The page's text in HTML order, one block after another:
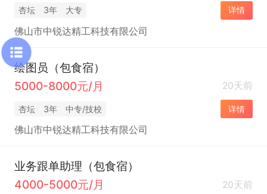
杏坛 3年 大专 详情
佛山市中锐达精工科技有限公司
绘图员（包食宿）
5000-8000元/月
20天前
杏坛 3年 中专/技校 详情
佛山市中锐达精工科技有限公司
业务跟单助理（包食宿）
4000-5000元/月
20天前